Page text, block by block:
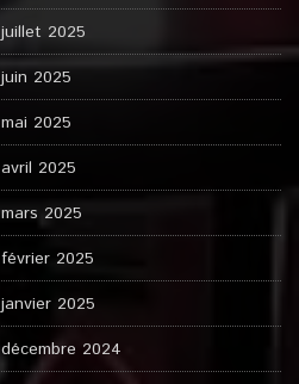
juillet 2025
juin 2025
mai 2025
avril 2025
mars 2025
février 2025
janvier 2025
décembre 2024